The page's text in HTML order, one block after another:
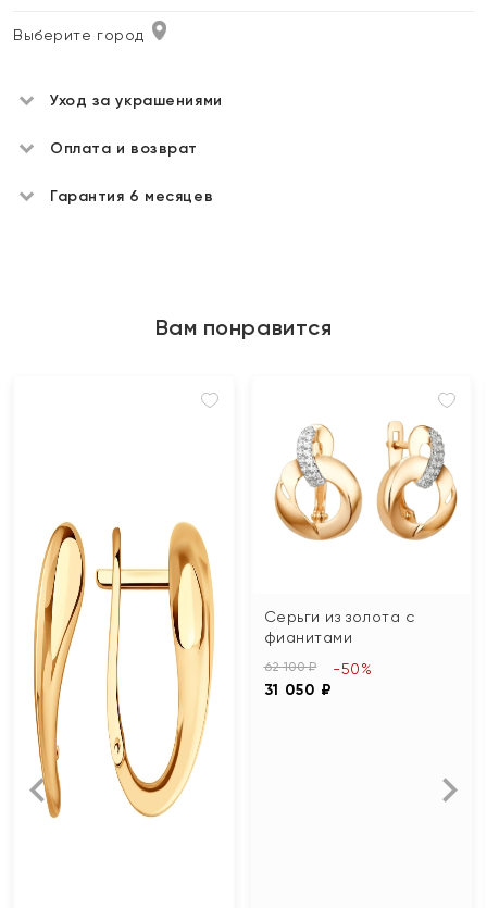
Выберите город
Уход за украшениями
Оплата и возврат
Гарантия 6 месяцев
Вам понравится
Серьги из золота с
фианитами
62 100 ₽
31 050 ₽
-50%